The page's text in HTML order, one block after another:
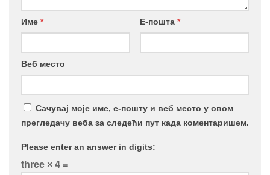
Име * Е-пошта *
Веб место
Сачувај моје име, е-пошту и веб место у овом
прегледачу веба за следећи пут када коментаришем.
Please enter an answer in digits:
three × 4 =